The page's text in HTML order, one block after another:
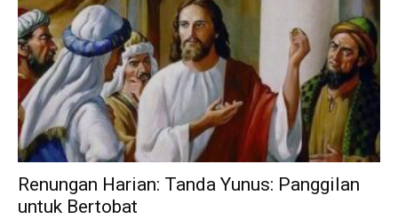
Renungan Harian: Tanda Yunus: Panggilan
untuk Bertobat